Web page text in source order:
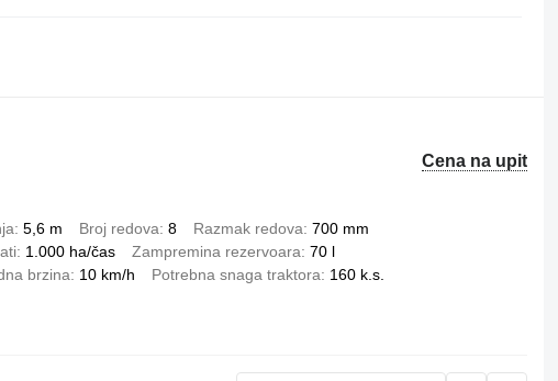
Cena na upit
5,6 m Broj redova 8 Razmak redova 700 mm
1.000 ha/čas Zampremina rezervoara 70 l
brzina 10 km/h Potrebna snaga traktora
160 k.s.